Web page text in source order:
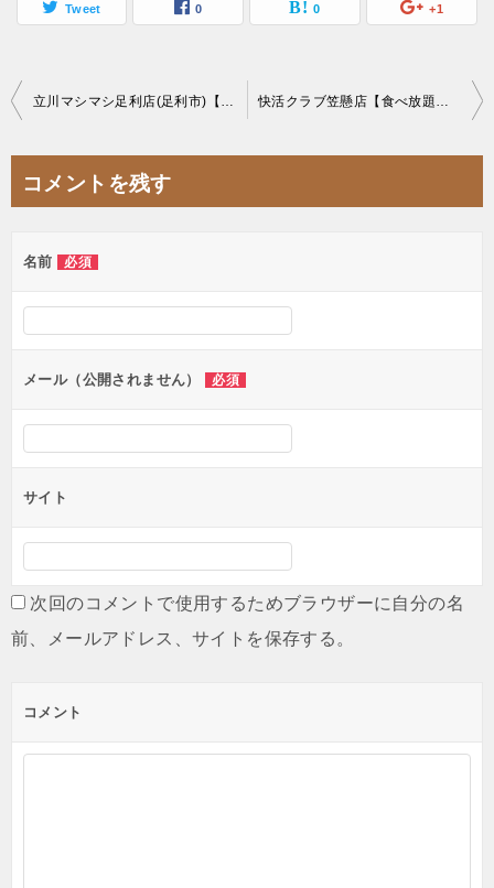
Tweet 0 0 +1
投
ビ
ー
シ
ン
立川マシマシ足利店(足利市)【大食い】セルフデカ盛りに立マシさんの持ち帰りアブラを入れたら絶品 快活クラブ笠懸店【食べ放題】超格安のたった267円ソフトクリームが大食いできる裏技
コメントを残す
名前 必須
メール（公開されません） 必須
サイト
次回のコメントで使用するためブラウザーに自分の名
前、メールアドレス、サイトを保存する。
コメント